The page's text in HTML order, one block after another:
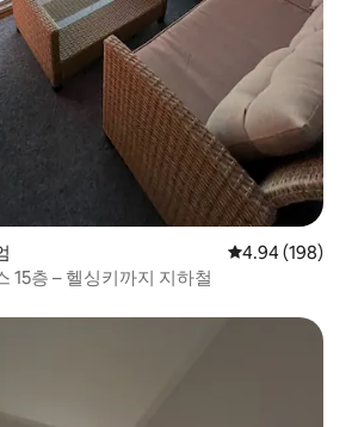
평점 4.94점(5
4.94 (198)
15층 – 헬싱키까지 지하철